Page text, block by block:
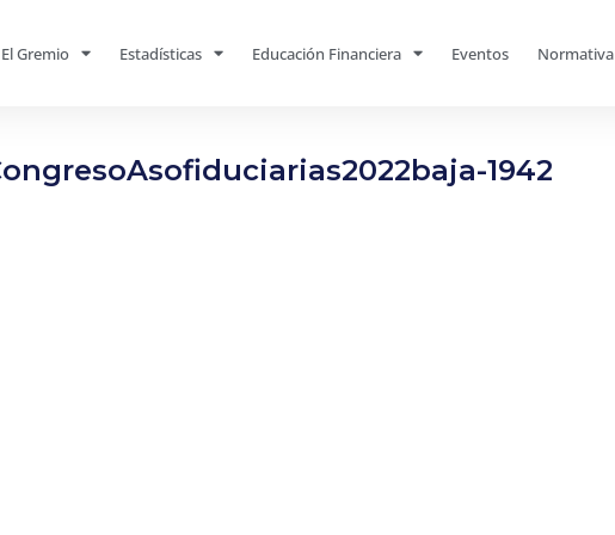
El Gremio Estadísticas Educación Financiera Eventos Normativa
1942